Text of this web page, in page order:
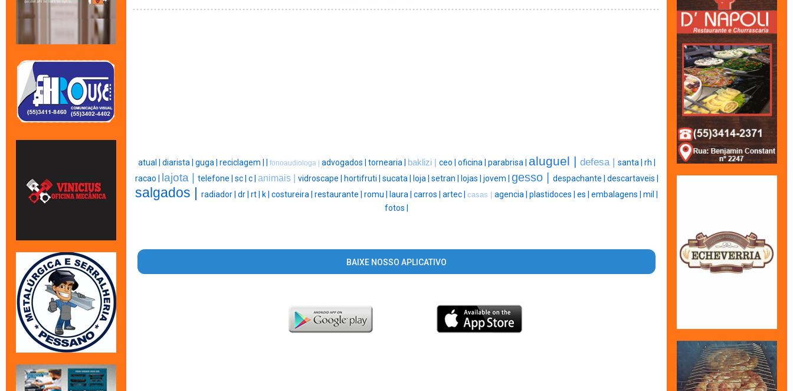
atual | diarista | guga | reciclagem | fonoaudiologa | advogados | tornearia | baklizi | ceo | oficina | parabrisa | aluguel | defesa | santa | rh |
racao |
lajota | telefone | sc | c | animais | vidroscape | hortifruti | sucata | loja | setran | lojas | jovem | gesso | despachante | descartaveis |
salgados | radiador | dr | rt | k | costureira | restaurante | romu | laura | carros | artec | casas | agencia | plastidoces | es | embalagens | mil |
fotos |
BAIXE NOSSO APLICATIVO